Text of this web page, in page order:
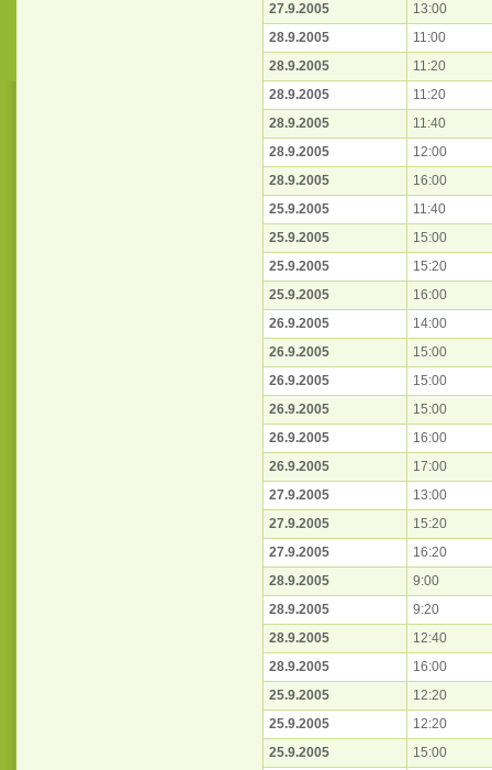
27.9.2005
13:00
28.9.2005
11:00
28.9.2005
11:20
28.9.2005
11:20
28.9.2005
11:40
28.9.2005
12:00
28.9.2005
16:00
25.9.2005
11:40
25.9.2005
15:00
25.9.2005
15:20
25.9.2005
16:00
26.9.2005
14:00
26.9.2005
15:00
26.9.2005
15:00
26.9.2005
15:00
26.9.2005
16:00
26.9.2005
17:00
27.9.2005
13:00
27.9.2005
15:20
27.9.2005
16:20
28.9.2005
9:00
28.9.2005
9:20
28.9.2005
12:40
28.9.2005
16:00
25.9.2005
12:20
25.9.2005
12:20
25.9.2005
15:00